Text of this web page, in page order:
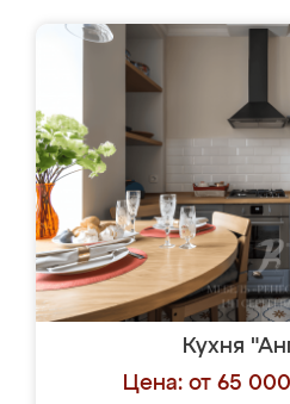
Кухня
Цена: от 65